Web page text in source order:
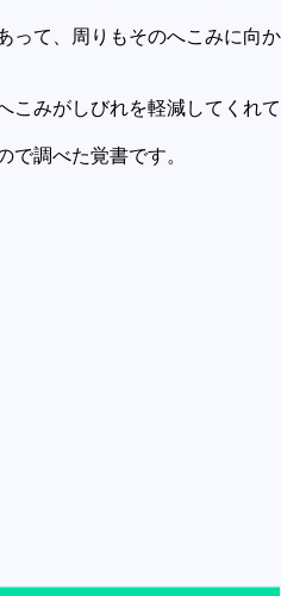
って、周りもそのへこみに向か
こみがしびれを軽減してくれて
で調べた覚書です。